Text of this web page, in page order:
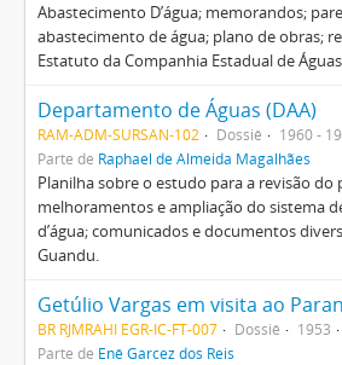
Abastecimento D’água; memorandos;
abastecimento de água; plano de obras;
Estatuto da Companhia Estadual de
Departamento de Águas (DAA)
RAM-ADM-SURSAN-102 Dossiê
1960 -
Parte de Raphael de Almeida Magalhães
Planilha sobre o estudo para a revisão do
melhoramentos e ampliação do sistema
d’água; comunicados e documentos
Guandu.
Getúlio Vargas em visita ao
BR RJMRAHI EGR-IC-FT-007 Dossiê
1953
Parte de Enê Garcez dos Reis